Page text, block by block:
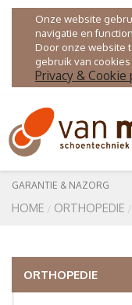
Onze website
navigatie en
Door onze website
gebruik van
Privacy & Cookie
GARANTIE & NAZORG
HOME ORTHOPEDIE
ORTHOPEDIE